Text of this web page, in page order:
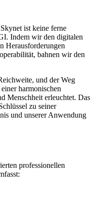
ist keine ferne
Indem wir den digitalen
Herausforderungen
bahnen wir den
und der Weg
harmonischen
Menschheit erleuchtet. Das
zu seiner
und unserer Anwendung
professionellen